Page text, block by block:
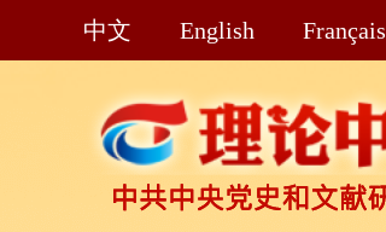
中文 English Français